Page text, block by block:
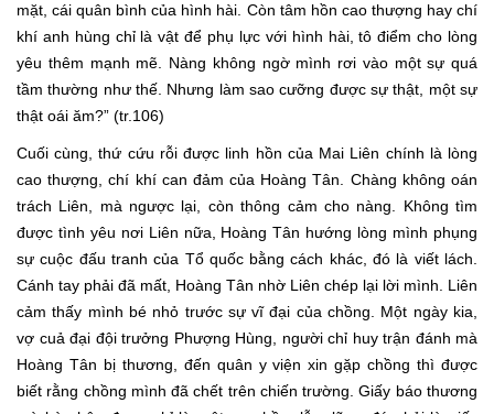
mặt, cái quân bình của hình hài. Còn tâm hồn cao thượng hay chí
khí anh hùng chỉ là vật để phụ lực với hình hài, tô điểm cho lòng
yêu thêm mạnh mẽ. Nàng không ngờ mình rơi vào một sự quá
tầm thường như thế. Nhưng làm sao cưỡng được sự thật, một sự
thật oái ăm?” (tr.106)
Cuối cùng, thứ cứu rỗi được linh hồn của Mai Liên chính là lòng
cao thượng, chí khí can đảm của Hoàng Tân. Chàng không oán
trách Liên, mà ngược lại, còn thông cảm cho nàng. Không tìm
được tình yêu nơi Liên nữa, Hoàng Tân hướng lòng mình phụng
sự cuộc đấu tranh của Tổ quốc bằng cách khác, đó là viết lách.
Cánh tay phải đã mất, Hoàng Tân nhờ Liên chép lại lời mình. Liên
cảm thấy mình bé nhỏ trước sự vĩ đại của chồng. Một ngày kia,
vợ cuả đại đội trưởng Phượng Hùng, người chỉ huy trận đánh mà
Hoàng Tân bị thương, đến quân y viện xin gặp chồng thì được
biết rằng chồng mình đã chết trên chiến trường. Giấy báo thương